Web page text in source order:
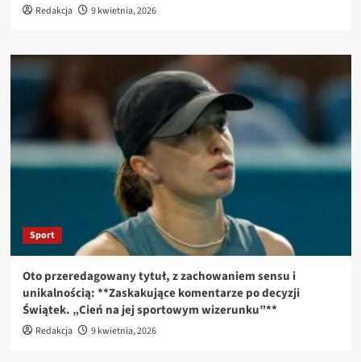
Redakcja 9 kwietnia, 2026
Sport
Oto przeredagowany tytuł, z zachowaniem sensu i
unikalnością: **Zaskakujące komentarze po decyzji
Świątek. „Cień na jej sportowym wizerunku”**
Redakcja 9 kwietnia, 2026